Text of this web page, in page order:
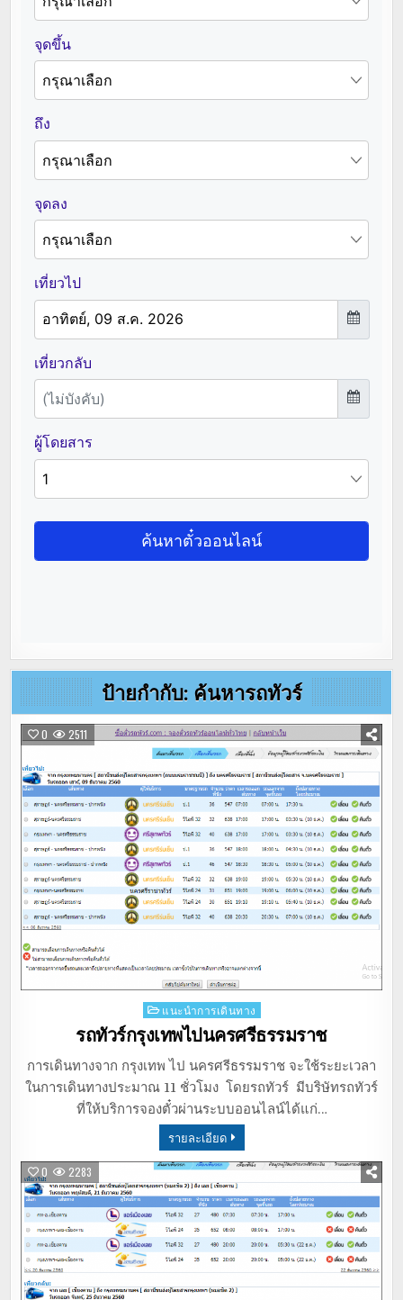
ป้ายกำกับ: ค้นหารถทัวร์
0 2511
Posted
in
แนะนำการเดินทาง
รถทัวร์กรุงเทพไปนครศรีธรรมราช
การเดินทางจาก กรุงเทพ ไป นครศรีธรรมราช จะใช้ระยะเวลา
ในการเดินทางประมาณ 11 ชั่วโมง โดยรถทัวร์ มีบริษัทรถทัวร์
ที่ให้บริการจองตั๋วผ่านระบบออนไลน์ได้แก่…
รายละเอียด
0 2283